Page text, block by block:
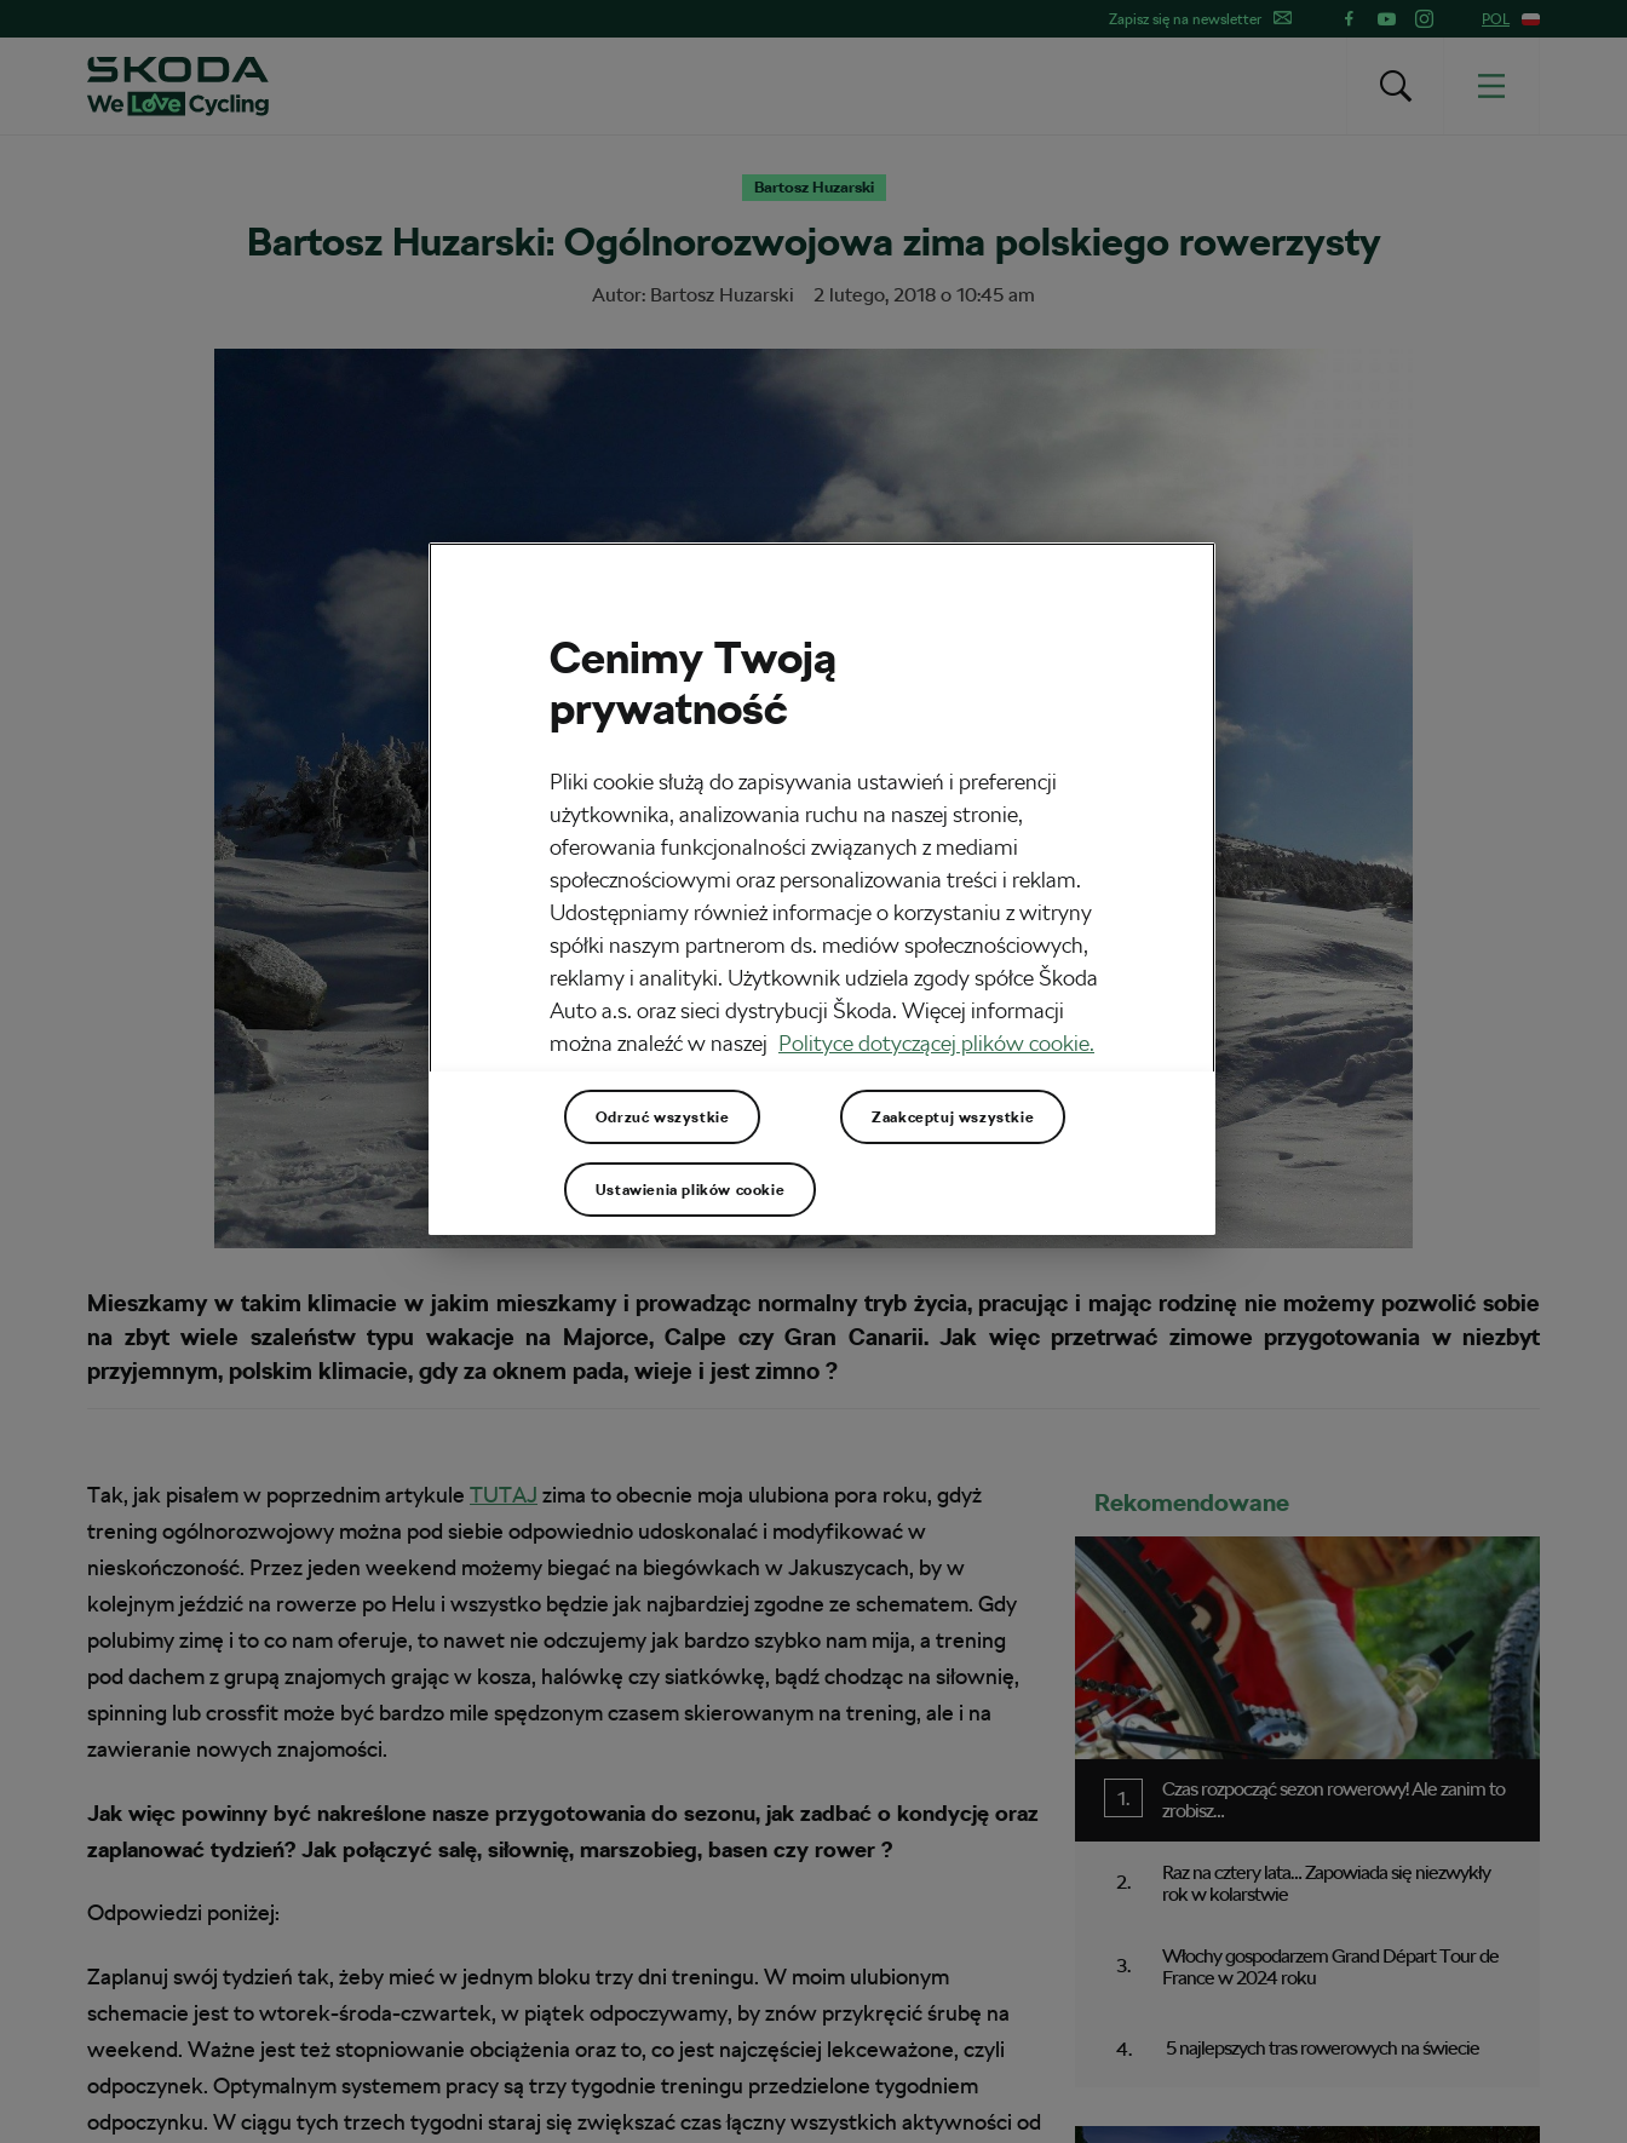
Zapisz się na newsletter POL
Bartosz Huzarski
Bartosz Huzarski: Ogólnorozwojowa zima polskiego rowerzysty
Autor: Bartosz Huzarski 2 lutego, 2018 o 10:45 am
Mieszkamy w takim klimacie w jakim mieszkamy i prowadząc normalny tryb życia, pracując i mając rodzinę nie możemy pozwolić sobie
na zbyt wiele szaleństw typu wakacje na Majorce, Calpe czy Gran Canarii. Jak więc przetrwać zimowe przygotowania w niezbyt
przyjemnym, polskim klimacie, gdy za oknem pada, wieje i jest zimno ?
Tak, jak pisałem w poprzednim artykule TUTAJ zima to obecnie moja ulubiona pora roku, gdyż
trening ogólnorozwojowy można pod siebie odpowiednio udoskonalać i modyfikować w
nieskończoność. Przez jeden weekend możemy biegać na biegówkach w Jakuszycach, by w
kolejnym jeździć na rowerze po Helu i wszystko będzie jak najbardziej zgodne ze schematem. Gdy
polubimy zimę i to co nam oferuje, to nawet nie odczujemy jak bardzo szybko nam mija, a trening
pod dachem z grupą znajomych grając w kosza, halówkę czy siatkówkę, bądź chodząc na siłownię,
spinning lub crossfit może być bardzo mile spędzonym czasem skierowanym na trening, ale i na
zawieranie nowych znajomości.
Jak więc powinny być nakreślone nasze przygotowania do sezonu, jak zadbać o kondycję oraz
zaplanować tydzień? Jak połączyć salę, siłownię, marszobieg, basen czy rower ?
Odpowiedzi poniżej:
Zaplanuj swój tydzień tak, żeby mieć w jednym bloku trzy dni treningu. W moim ulubionym
schemacie jest to wtorek-środa-czwartek, w piątek odpoczywamy, by znów przykręcić śrubę na
weekend. Ważne jest też stopniowanie obciążenia oraz to, co jest najczęściej lekceważone, czyli
odpoczynek. Optymalnym systemem pracy są trzy tygodnie treningu przedzielone tygodniem
odpoczynku. W ciągu tych trzech tygodni staraj się zwiększać czas łączny wszystkich aktywności od
Rekomendowane
Czas rozpocząć sezon rowerowy! Ale zanim to
zrobisz…
Raz na cztery lata… Zapowiada się niezwykły
rok w kolarstwie
Włochy gospodarzem Grand Départ Tour de
France w 2024 roku
5 najlepszych tras rowerowych na świecie
Cenimy Twoją
prywatność
Pliki cookie służą do zapisywania ustawień i preferencji
użytkownika, analizowania ruchu na naszej stronie,
oferowania funkcjonalności związanych z mediami
społecznościowymi oraz personalizowania treści i reklam.
Udostępniamy również informacje o korzystaniu z witryny
spółki naszym partnerom ds. mediów społecznościowych,
reklamy i analityki. Użytkownik udziela zgody spółce Škoda
Auto a.s. oraz sieci dystrybucji Škoda. Więcej informacji
można znaleźć w naszej Polityce dotyczącej plików cookie.
Odrzuć wszystkie Zaakceptuj wszystkie
Ustawienia plików cookie